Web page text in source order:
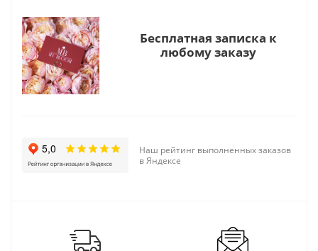
Бесплатная записка к
любому заказу
Наш рейтинг выполненных заказов
в Яндексе